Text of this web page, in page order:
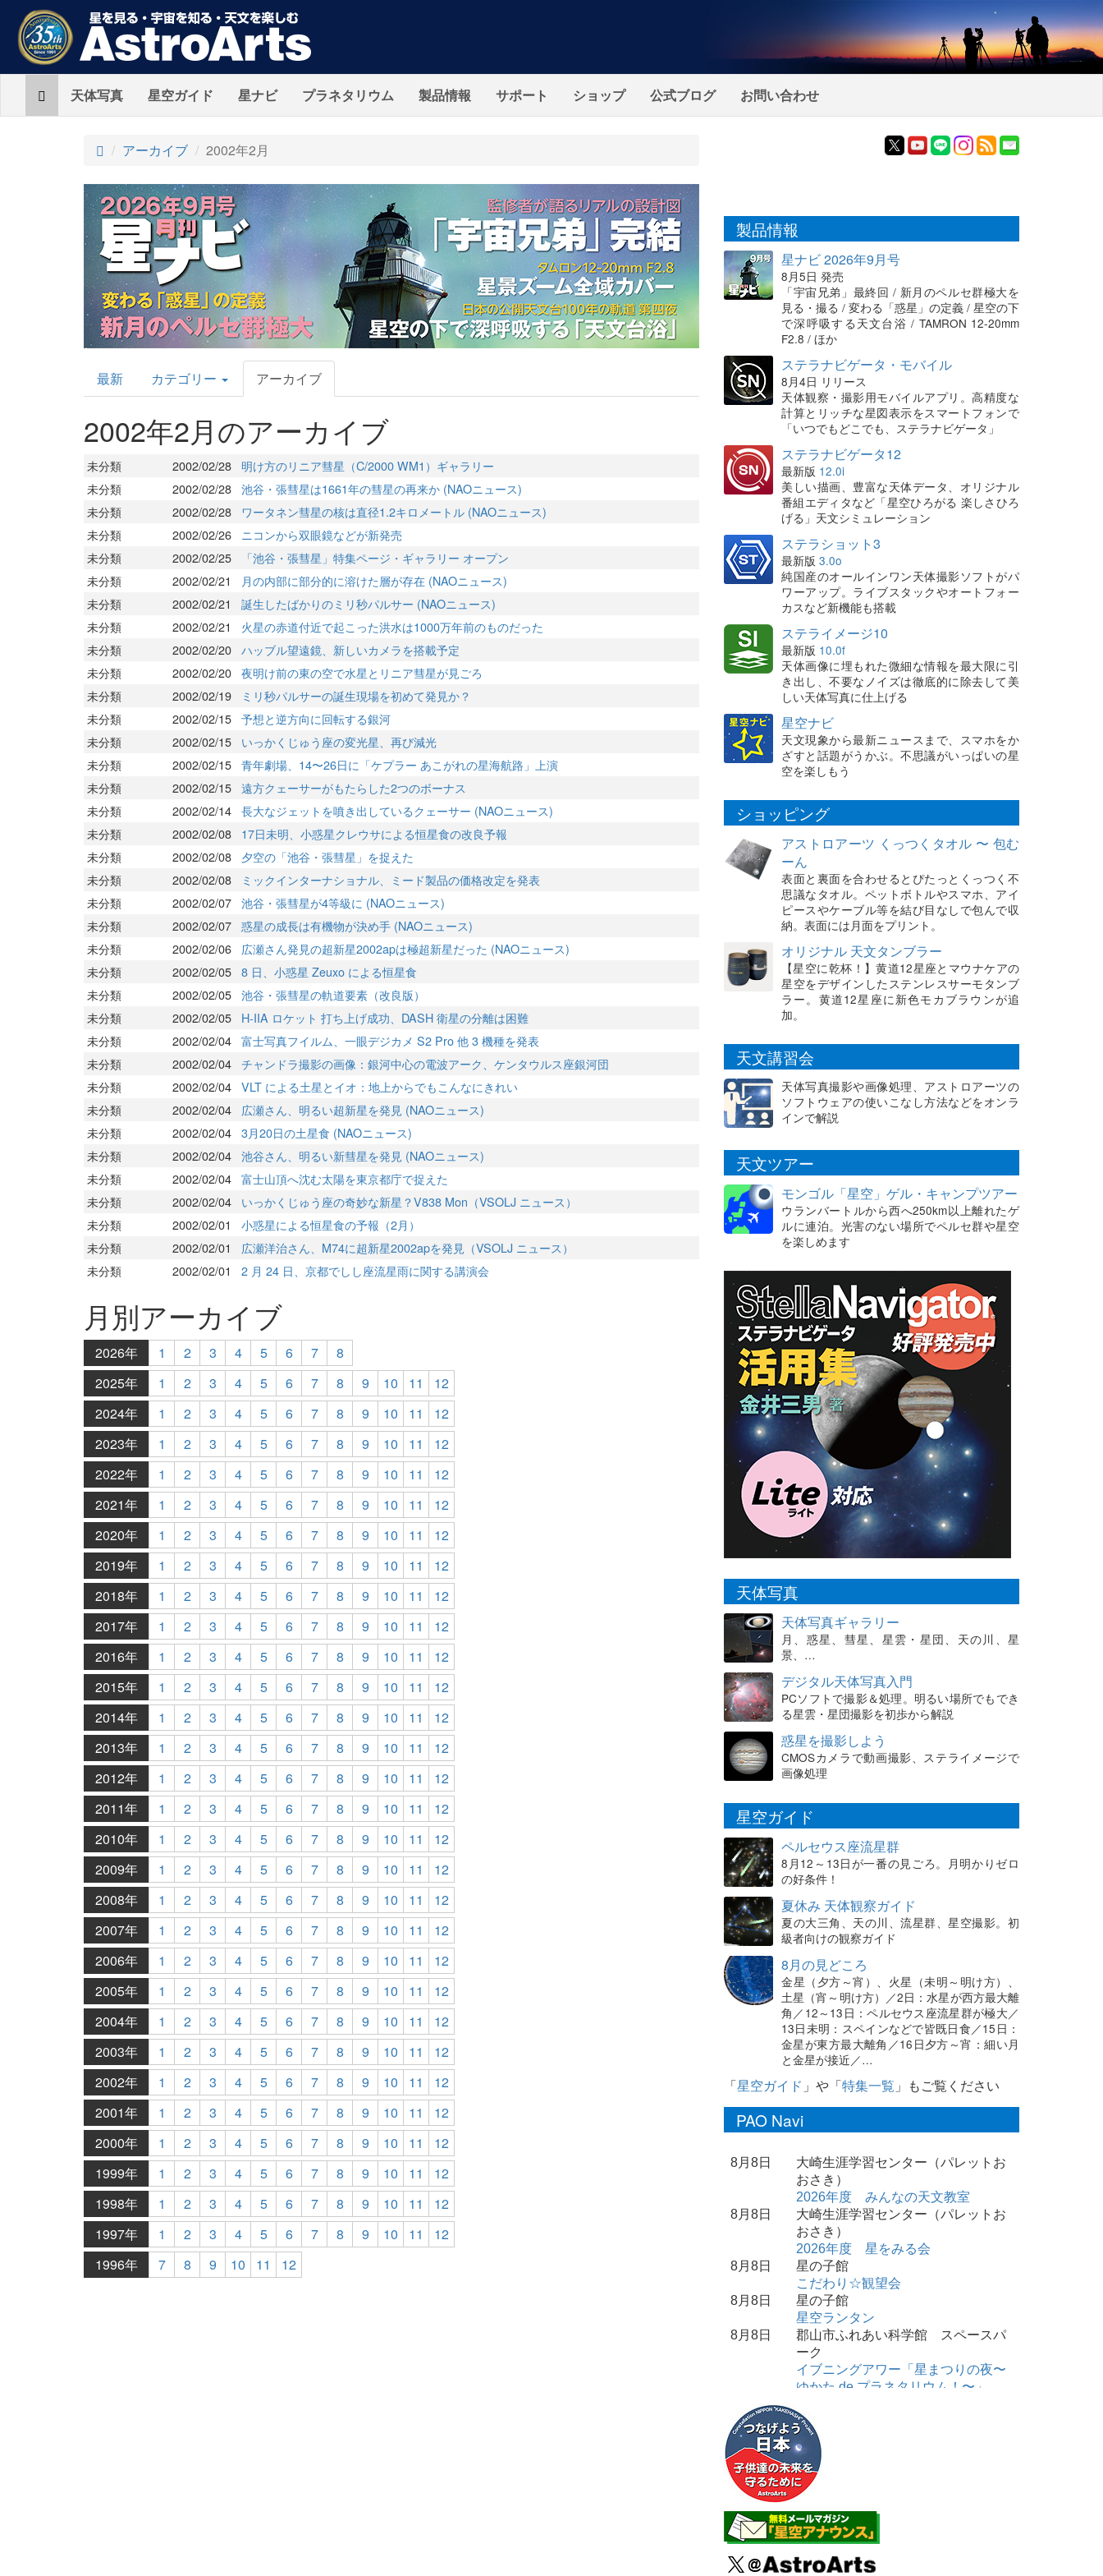
Home天体写真 星空ガイド 星ナビ プラネタリウム 製品情報 サポート ショップ 公式ブログ お問い合わせ
アーカイブ 2002年2月
AstroArts
Topics
最新 カテゴリー アーカイブ
2002年2月のアーカイブ
未分類 2002/02/28
明け方のリニア彗星（C/2000 WM1）ギャラリー
未分類
2002/02/28 池谷・張彗星は1661年の彗星の再来か (NAOニュース)
未分類
2002/02/28
ワータネン彗星の核は直径1.2キロメートル (NAOニュース)
未分類
2002/02/26
ニコンから双眼鏡などが新発売
未分類
2002/02/25
「池谷・張彗星」特集ページ・ギャラリー オープン
未分類
2002/02/21
月の内部に部分的に溶けた層が存在 (NAOニュース)
未分類
2002/02/21
誕生したばかりのミリ秒パルサー (NAOニュース)
未分類
2002/02/21
火星の赤道付近で起こった洪水は1000万年前のものだった
未分類
2002/02/20 ハッブル望遠鏡、新しいカメラを搭載予定
未分類
2002/02/20 夜明け前の東の空で水星とリニア彗星が見ごろ
未分類
2002/02/19
ミリ秒パルサーの誕生現場を初めて発見か？
未分類
2002/02/15 予想と逆方向に回転する銀河
未分類
2002/02/15
いっかくじゅう座の変光星、再び減光
未分類
2002/02/15 青年劇場、14〜26日に「ケプラー あこがれの星海航路」上演
未分類
2002/02/15 遠方クェーサーがもたらした2つのボーナス
未分類
2002/02/14 長大なジェットを噴き出しているクェーサー (NAOニュース)
未分類
2002/02/08
17日未明、小惑星クレウサによる恒星食の改良予報
未分類
2002/02/08
夕空の「池谷・張彗星」を捉えた
未分類
2002/02/08
ミックインターナショナル、ミード製品の価格改定を発表
未分類
2002/02/07 池谷・張彗星が4等級に (NAOニュース)
未分類
2002/02/07 惑星の成長は有機物が決め手 (NAOニュース)
未分類
2002/02/06
広瀬さん発見の超新星2002apは極超新星だった (NAOニュース)
未分類
2002/02/05 8 日、小惑星 Zeuxo による恒星食
未分類
2002/02/05 池谷・張彗星の軌道要素（改良版）
未分類
2002/02/05
H-IIA ロケット 打ち上げ成功、DASH 衛星の分離は困難
未分類
2002/02/04 富士写真フイルム、一眼デジカメ S2 Pro 他 3 機種を発表
未分類
2002/02/04 チャンドラ撮影の画像：銀河中心の電波アーク、ケンタウルス座銀河団
未分類
2002/02/04 VLT による土星とイオ：地上からでもこんなにきれい
未分類
2002/02/04
広瀬さん、明るい超新星を発見 (NAOニュース)
未分類
2002/02/04 3月20日の土星食 (NAOニュース)
未分類
2002/02/04 池谷さん、明るい新彗星を発見 (NAOニュース)
未分類
2002/02/04 富士山頂へ沈む太陽を東京都庁で捉えた
未分類
2002/02/04
いっかくじゅう座の奇妙な新星？V838 Mon（VSOLJ ニュース）
未分類
2002/02/01
小惑星による恒星食の予報（2月）
未分類
2002/02/01
広瀬洋治さん、M74に超新星2002apを発見（VSOLJ ニュース）
未分類
2002/02/01 2 月 24 日、京都でしし座流星雨に関する講演会
月別アーカイブ
2026年 1 2 3 4 5 6 7
8
2025年
1 2 3 4 5 6 7 8 9 10 11
12
2024年
1 2 3 4 5 6 7 8 9 10 11
12
2023年
1 2 3 4 5 6 7 8 9 10 11
12
2022年
1 2 3 4 5 6 7 8 9 10 11
12
2021年
1 2 3 4 5 6 7 8 9 10 11
12
2020年
1 2 3 4 5 6 7 8 9 10 11
12
2019年
1 2 3 4 5 6 7 8 9 10 11
12
2018年
1 2 3 4 5 6 7 8 9 10 11
12
2017年
1 2 3 4 5 6 7 8 9 10 11
12
2016年
1 2 3 4 5 6 7 8 9 10 11
12
2015年
1 2 3 4 5 6 7 8 9 10 11
12
2014年
1 2 3 4 5 6 7 8 9 10 11
12
2013年
1 2 3 4 5 6 7 8 9 10 11
12
2012年
1 2 3 4 5 6 7 8 9 10 11
12
2011年
1 2 3 4 5 6 7 8 9 10 11
12
2010年
1 2 3 4 5 6 7 8 9 10 11
12
2009年
1 2 3 4 5 6 7 8 9 10 11
12
2008年
1 2 3 4 5 6 7 8 9 10 11
12
2007年
1 2 3 4 5 6 7 8 9 10 11
12
2006年
1 2 3 4 5 6 7 8 9 10 11
12
2005年
1 2 3 4 5 6 7 8 9 10 11
12
2004年
1 2 3 4 5 6 7 8 9 10 11
12
2003年
1 2 3 4 5 6 7 8 9 10 11
12
2002年
1 2 3 4 5 6 7 8 9 10 11
12
2001年
1 2 3 4 5 6 7 8 9 10 11
12
2000年
1 2 3 4 5 6 7 8 9 10 11
12
1999年
1 2 3 4 5 6 7 8 9 10 11
12
1998年
1 2 3 4 5 6 7 8 9 10 11
12
1997年
1 2 3 4 5 6 7 8 9 10 11
12
1996年
7 8 9 10 11 12
製品情報
星ナビ 2026年9月号
8月5日 発売
「宇宙兄弟」最終回 / 新月のペルセ群極大を
見る・撮る / 変わる「惑星」の定義 / 星空の下
で深呼吸する天文台浴 / TAMRON 12-20mm
F2.8 / ほか
ステラナビゲータ・モバイル
8月4日 リリース
天体観察・撮影用モバイルアプリ。高精度な
計算とリッチな星図表示をスマートフォンで
「いつでもどこでも、ステラナビゲータ」
ステラナビゲータ12
最新版 12.0i
美しい描画、豊富な天体データ、オリジナル
番組エディタなど「星空ひろがる 楽しさひろ
げる」天文シミュレーション
ステラショット3
最新版 3.0o
純国産のオールインワン天体撮影ソフトがパ
ワーアップ。ライブスタックやオートフォー
カスなど新機能も搭載
ステライメージ10
最新版 10.0f
天体画像に埋もれた微細な情報を最大限に引
き出し、不要なノイズは徹底的に除去して美
しい天体写真に仕上げる
星空ナビ
天文現象から最新ニュースまで、スマホをか
ざすと話題がうかぶ。不思議がいっぱいの星
空を楽しもう
ショッピング
アストロアーツ くっつくタオル 〜 包む
ーん
表面と裏面を合わせるとぴたっとくっつく不
思議なタオル。ペットボトルやスマホ、アイ
ピースやケーブル等を結び目なしで包んで収
納。表面には月面をプリント。
オリジナル 天文タンブラー
【星空に乾杯！】黄道12星座とマウナケアの
星空をデザインしたステンレスサーモタンブ
ラー。黄道12星座に新色モカブラウンが追
加。
天文講習会
天体写真撮影や画像処理、アストロアーツの
ソフトウェアの使いこなし方法などをオンラ
インで解説
天文ツアー
モンゴル「星空」ゲル・キャンプツアー
ウランバートルから西へ250km以上離れたゲ
ルに連泊。光害のない場所でペルセ群や星空
を楽しめます
天体写真
天体写真ギャラリー
月、惑星、彗星、星雲・星団、天の川、星
景、…
デジタル天体写真入門
PCソフトで撮影＆処理。明るい場所でもでき
る星雲・星団撮影を初歩から解説
惑星を撮影しよう
CMOSカメラで動画撮影、ステライメージで
画像処理
星空ガイド
ペルセウス座流星群
8月12～13日が一番の見ごろ。月明かりゼロ
の好条件！
夏休み 天体観察ガイド
夏の大三角、天の川、流星群、星空撮影。初
級者向けの観察ガイド
8月の見どころ
金星（夕方～宵）、火星（未明～明け方）、
土星（宵～明け方）／2日：水星が西方最大離
角／12～13日：ペルセウス座流星群が極大／
13日未明：スペインなどで皆既日食／15日：
金星が東方最大離角／16日夕方～宵：細い月
と金星が接近／…
「星空ガイド 」や「特集一覧 」もご覧ください
PAO Navi